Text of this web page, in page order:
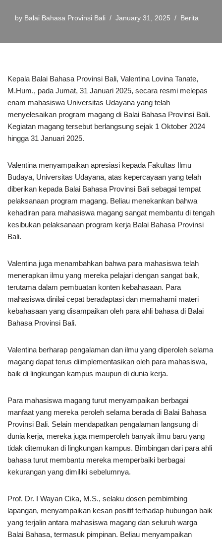
by Balai Bahasa Provinsi Bali January 31, 2025 Berita
Kepala Balai Bahasa Provinsi Bali, Valentina Lovina Tanate,
M.Hum., pada Jumat, 31 Januari 2025, secara resmi melepas
enam mahasiswa Universitas Udayana yang telah
menyelesaikan program magang di Balai Bahasa Provinsi Bali.
Kegiatan magang tersebut berlangsung sejak 1 Oktober 2024
hingga 31 Januari 2025.
Valentina menyampaikan apresiasi kepada Fakultas Ilmu
Budaya, Universitas Udayana, atas kepercayaan yang telah
diberikan kepada Balai Bahasa Provinsi Bali sebagai tempat
pelaksanaan program magang. Beliau menekankan bahwa
kehadiran para mahasiswa magang sangat membantu di tengah
kesibukan pelaksanaan program kerja Balai Bahasa Provinsi
Bali.
Valentina juga menambahkan bahwa para mahasiswa telah
menerapkan ilmu yang mereka pelajari dengan sangat baik,
terutama dalam pembuatan konten kebahasaan. Para
mahasiswa dinilai cepat beradaptasi dan memahami materi
kebahasaan yang disampaikan oleh para ahli bahasa di Balai
Bahasa Provinsi Bali.
Valentina berharap pengalaman dan ilmu yang diperoleh selama
magang dapat terus diimplementasikan oleh para mahasiswa,
baik di lingkungan kampus maupun di dunia kerja.
Para mahasiswa magang turut menyampaikan berbagai
manfaat yang mereka peroleh selama berada di Balai Bahasa
Provinsi Bali. Selain mendapatkan pengalaman langsung di
dunia kerja, mereka juga memperoleh banyak ilmu baru yang
tidak ditemukan di lingkungan kampus. Bimbingan dari para ahli
bahasa turut membantu mereka memperbaiki berbagai
kekurangan yang dimiliki sebelumnya.
Prof. Dr. I Wayan Cika, M.S., selaku dosen pembimbing
lapangan, menyampaikan kesan positif terhadap hubungan baik
yang terjalin antara mahasiswa magang dan seluruh warga
Balai Bahasa, termasuk pimpinan. Beliau menyampaikan